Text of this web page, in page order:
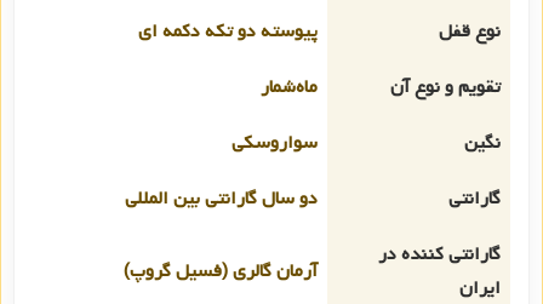
نوع قفل
پیوسته دو تکه دکمه ای
تقویم و نوع آن
ماه‌شمار
نگین
سواروسکی
گارانتی
دو سال گارانتی بین المللی
گارانتی کننده در
ایران
آرمان گالری (فسیل گروپ)